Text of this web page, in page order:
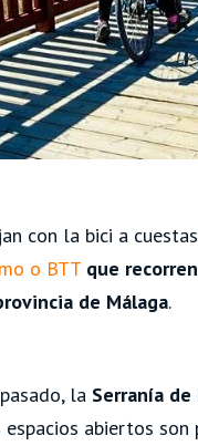
con la bici a
o BTT que
de Málaga.
la Serranía de
espacios abiertos